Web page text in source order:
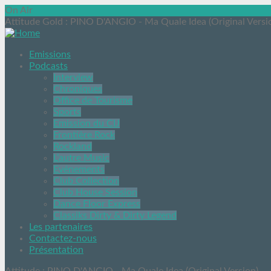
On Air
Attitude Gold : PINO D'ANGIO - Ma Quale Idea (Original
Emissions
Podcasts
Interview
Chroniques
Office de Tourisme
Sports
Emission du CIJ
Frontière Rock
Rockland
L’autre Music
Evénements
Club Collection
Club House Session
Dance Floor Express
Classiks Dirty & Dirty Legend
Les partenaires
Contactez-nous
Présentation